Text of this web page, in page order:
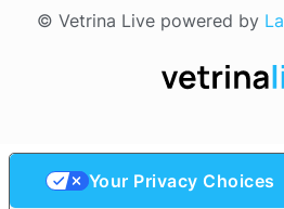
© Vetrina Live powered by
Your Privacy Choices